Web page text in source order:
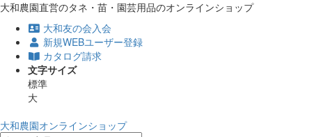
大和農園直営のタネ・苗・園芸用品のオンラインショップ
大和友の会入会
新規WEBユーザー登録
カタログ請求
文字サイズ
標準
大
大和農園オンラインショップ